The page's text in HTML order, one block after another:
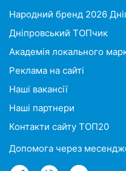
Народний бренд 2026
Дніпровський ТОПчик
Академія локального
Реклама на сайті
Наші вакансії
Наші партнери
Контакти сайту ТОП20
Допомога через